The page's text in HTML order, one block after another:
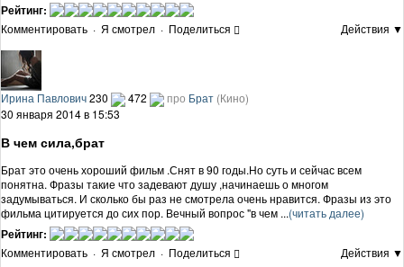
Рейтинг:
Комментировать · Я смотрел · Поделиться Действия ▼
Ирина Павлович230 472 про Брат (Кино)
30 января 2014 в 15:53
В чем сила,брат
Брат это очень хороший фильм .Снят в 90 годы.Но суть и сейчас всем
понятна. Фразы такие что задевают душу ,начинаешь о многом
задумываться. И сколько бы раз не смотрела очень нравится. Фразы из это
фильма цитируется до сих пор. Вечный вопрос "в чем ...(читать далее)
Рейтинг:
Комментировать · Я смотрел · Поделиться Действия ▼